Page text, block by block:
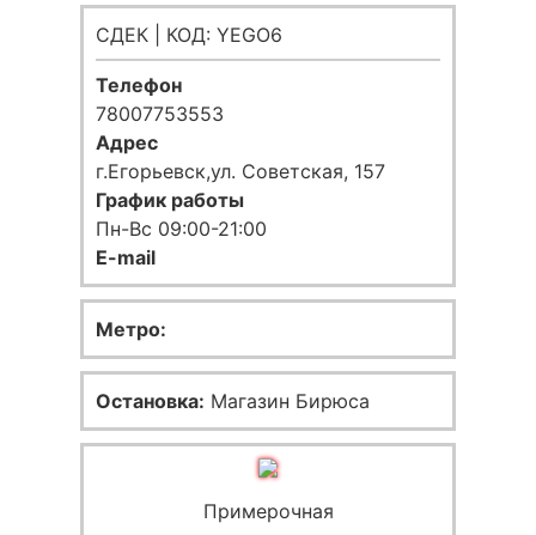
СДЕК | КОД: YEGO6
Телефон
78007753553
Адрес
г.Егорьевск,ул. Советская, 157
График работы
Пн-Вс 09:00-21:00
E-mail
Метро:
Остановка: Магазин Бирюса
Примерочная